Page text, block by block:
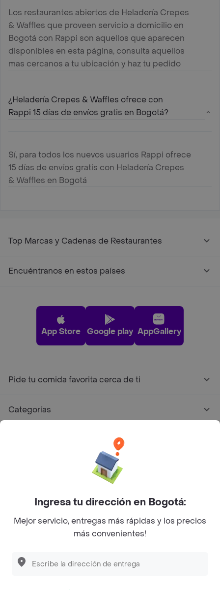
Descubre las PROMOCIONES que tenemos
Los restaurantes abiertos de Heladería Crepes
& Waffles que proveen servicio a domicilio en
Bogotá con Rappi son aquellos que aparecen
disponibles en esta página, consulta aquellos
mas cercanos a tu ubicación y haz tu pedido
¿Heladería Crepes & Waffles ofrece con
Rappi 15 días de envíos gratis en Bogotá?
Sí, para todos los nuevos usuarios Rappi ofrece
15 días de envíos gratis con Heladería Crepes
& Waffles en Bogotá
Top Marcas y Cadenas de Restaurantes
Encuéntranos en estos países
App Store Google play AppGallery
Pide tu comida favorita cerca de ti
Categorías
Facebook
Twitter
Instagram
©2026Rappi Inc. All rights reserved.
Ingresa tu dirección en Bogotá:
Mejor servicio, entregas más rápidas y los precios
más convenientes!